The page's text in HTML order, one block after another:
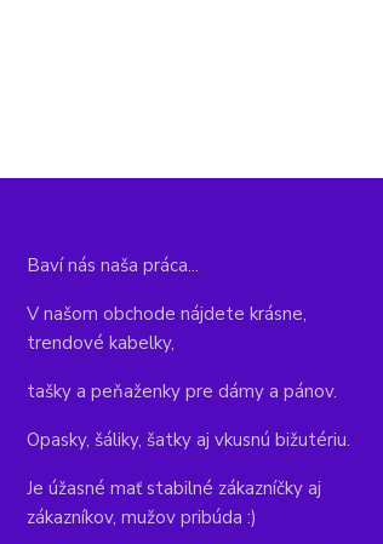
Baví nás naša práca...
V našom obchode nájdete krásne,
trendové kabelky,
tašky a peňaženky pre dámy a pánov.
Opasky, šáliky, šatky aj vkusnú bižutériu.
Je úžasné mať stabilné zákazníčky aj
zákazníkov, mužov pribúda :)